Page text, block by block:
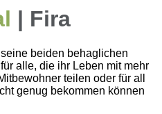
| Fira
beiden behaglichen
für alle, die ihr Leben mit mehr
teilen oder für all
genug bekommen können